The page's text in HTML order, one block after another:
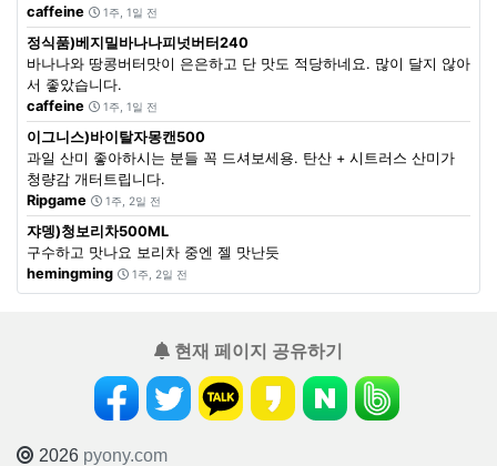
caffeine
1주, 1일 전
정식품)베지밀바나나피넛버터240
바나나와 땅콩버터맛이 은은하고 단 맛도 적당하네요. 많이 달지 않아
서 좋았습니다.
caffeine
1주, 1일 전
이그니스)바이탈자몽캔500
과일 산미 좋아하시는 분들 꼭 드셔보세용. 탄산 + 시트러스 산미가
청량감 개터트립니다.
Ripgame
1주, 2일 전
쟈뎅)청보리차500ML
구수하고 맛나요 보리차 중엔 젤 맛난듯
hemingming
1주, 2일 전
현재 페이지 공유하기
2026 pyony.com